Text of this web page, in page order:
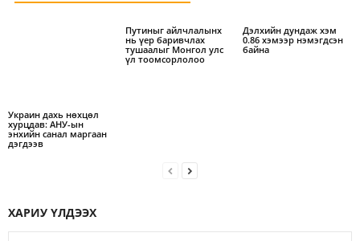
Украин дахь нөхцөл
хурцдав: АНУ-ын
энхийн санал маргаан
дэгдээв
Путиныг айлчлалынх
нь үер баривчлах
тушаалыг Монгол улс
үл тоомсорлолоо
Дэлхийн дундаж хэм
0.86 хэмээр нэмэгдсэн
байна
ХАРИУ ҮЛДЭЭХ